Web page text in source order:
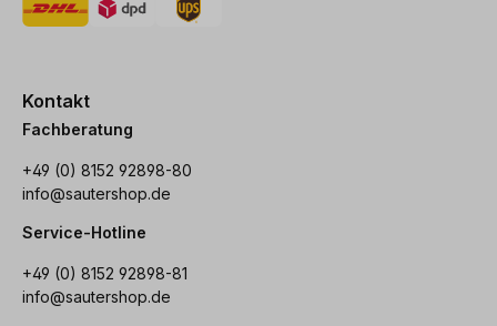
Kontakt
Fachberatung
+49 (0) 8152 92898-80
info@sautershop.de
Service-Hotline
+49 (0) 8152 92898-81
info@sautershop.de